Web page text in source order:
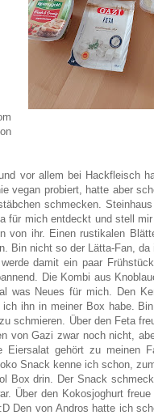
vor allem bei Hackfleisch
vegan probiert, hatte aber
schmecken.
für mich entdeckt und stell
von ihr. Einen rustikalen
Bin nicht so der Lätta-Fan, da
damit ein paar
Die Kombi aus
was Neues für mich. Den
ihn in meiner Box habe.
schmieren. Über den Feta
von Gazi zwar noch nicht,
Eiersalat gehört zu meinen
Snack kenne ich schon,
Box drin. Der Snack
Über den Kokosjoghurt
Den von Andros hatte ich